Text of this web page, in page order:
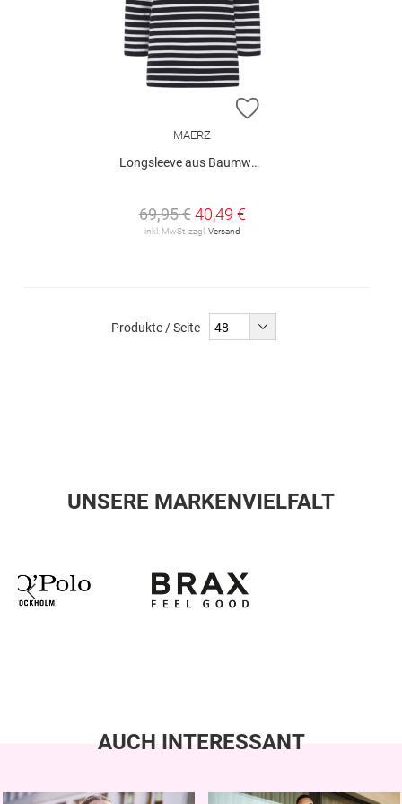
ZUR WUNSCHLISTE
MAERZ
Longsleeve aus Baumwolle
69,95 € 40,49 €
inkl. MwSt. zzgl.Versand
Produkte / Seite
UNSERE MARKENVIELFALT
AUCH INTERESSANT